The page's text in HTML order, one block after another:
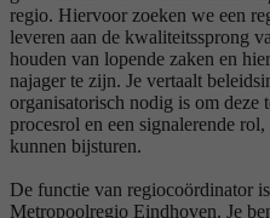
regio. Hiervoor zoeken we een
leveren aan de kwaliteitssprong
houden van lopende zaken en
najager te zijn. Je vertaalt
organisatorisch nodig is om deze
procesrol en een signalerende
kunnen bijsturen.
De functie van regiocoördinator
Metropoolregio Eindhoven. Je